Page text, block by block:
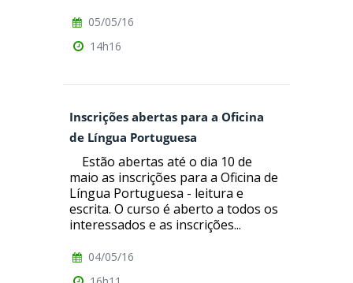
05/05/16
14h16
Inscrições abertas para a Oficina
de Língua Portuguesa
Estão abertas até o dia 10 de
maio as inscrições para a Oficina de
Língua Portuguesa - leitura e
escrita. O curso é aberto a todos os
interessados e as inscrições...
04/05/16